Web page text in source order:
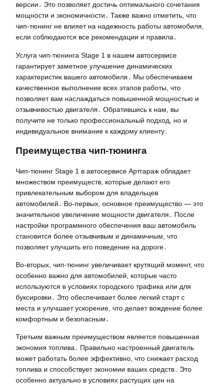
версии․ Это позволяет достичь оптимального сочетания
мощности и экономичности․ Также важно отметить, что
чип-тюнинг не влияет на надежность работы автомобиля,
если соблюдаются все рекомендации и правила․
Услуга чип-тюнинга Stage 1 в нашем автосервисе
гарантирует заметное улучшение динамических
характеристик вашего автомобиля․ Мы обеспечиваем
качественное выполнение всех этапов работы, что
позволяет вам наслаждаться повышенной мощностью и
отзывчивостью двигателя․ Обратившись к нам, вы
получите не только профессиональный подход, но и
индивидуальное внимание к каждому клиенту․
Преимущества чип-тюнинга
Чип-тюнинг Stage 1 в автосервисе Артгараж обладает
множеством преимуществ, которые делают его
привлекательным выбором для владельцев
автомобилей․ Во-первых, основное преимущество — это
значительное увеличение мощности двигателя․ После
настройки программного обеспечения ваш автомобиль
становится более отзывчивым и динамичным, что
позволяет улучшить его поведение на дороге․
Во-вторых, чип-тюнинг увеличивает крутящий момент, что
особенно важно для автомобилей, которые часто
используются в условиях городского трафика или для
буксировки․ Это обеспечивает более легкий старт с
места и улучшает ускорение, что делает вождение более
комфортным и безопасным․
Третьим важным преимуществом является повышенная
экономия топлива․ Правильно настроенный двигатель
может работать более эффективно, что снижает расход
топлива и способствует экономии ваших средств․ Это
особенно актуально в условиях растущих цен на